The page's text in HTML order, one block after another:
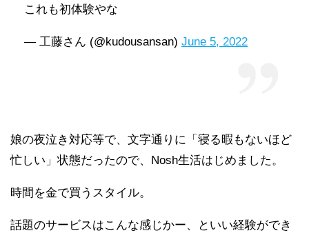
これも初体験やな
— 工藤さん (@kudousansan) June 5, 2022
娘の夜泣き対応等で、文字通りに「寝る暇もないほど
忙しい」状態だったので、Nosh生活はじめました。
時間を金で買うスタイル。
話題のサービスはこんな感じかー、といい経験ができ